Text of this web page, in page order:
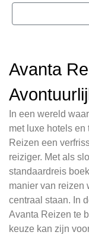
Avanta
In een wereld
met luxe hotels en
Reizen een
reiziger. Met als
standaardreis
manier van reizen
centraal staan. In
Avanta Reizen te
keuze kan zijn